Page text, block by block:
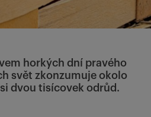
horkých dní pravého
svět zkonzumuje okolo
dvou tisícovek odrůd.